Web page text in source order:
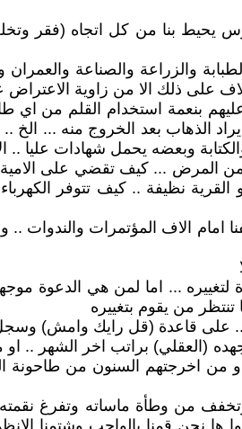
يحيط بنا من كل اتجاه
والزراعة والصناعة
ذلك الا من زاوية الاعتراض
بنعمة استخدام القلم من
الذهاب بعد الخروج منه ... الخ
وبعضه يحمل شهادات عليا ..
المرض ... كيف تقضي على
نظيفة .. كيف تتوفر
امام الاف المؤتمرات
... اما لمن هي الدعوة
تنتظر من يقوم بتغييره
.. على قاعدة (قل رايك وامش)
(العقلي) براتب اخر الشهر ..
من اخرجتهم السنون من طاحونة
وتخفف من وطأة ماساته وتفرغ